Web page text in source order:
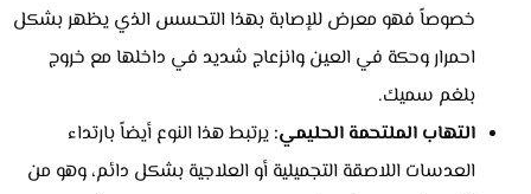
خصوصاً فهو معرض للإصابة بهذا التحسس الذي يظهر بشكل
احمرار وحكة في العين وانزعاج شديد في داخلها مع خروج
بلغم سميك.
التهاب الملتحمة الحليمي: يرتبط هذا النوع أيضاً بارتداء
العدسات اللاصقة التجميلية أو العلاجية بشكل دائم، وهو من